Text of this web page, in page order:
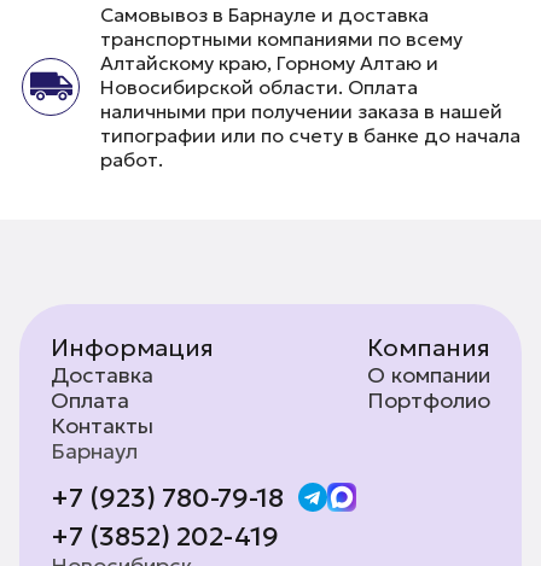
Самовывоз в Барнауле и доставка
транспортными компаниями по всему
Алтайскому краю, Горному Алтаю и
Новосибирской области. Оплата
наличными при получении заказа в нашей
типографии или по счету в банке до начала
работ.
Информация
Доставка
Оплата
Контакты
Компания
О компании
Портфолио
Барнаул
+7 (923) 780-79-18
+7 (3852) 202-419